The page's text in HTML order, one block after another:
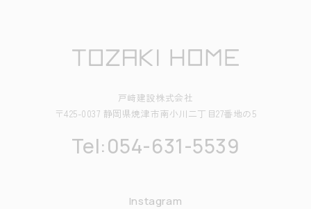
戸﨑建設株式会社
〒425-0037 静岡県焼津市南小川二丁目27番地の5
Tel:054-631-5539
Instagram